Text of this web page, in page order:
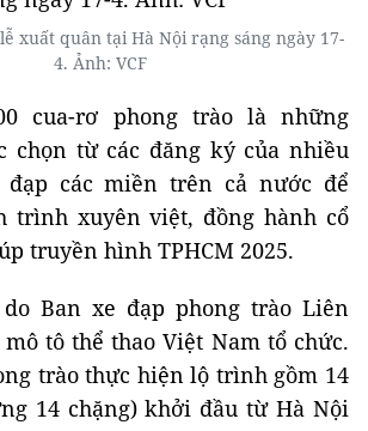
xuất quân tại Hà Nội rạng sáng ngày 17-
4. Ảnh: VCF
cua-rơ phong trào là những
chọn từ các đăng ký của nhiều
các miền trên cả nước để
trình xuyên việt, đồng hành cổ
truyền hình TPHCM 2025.
Ban xe đạp phong trào Liên
tô thể thao Việt Nam tổ chức.
trào thực hiện lộ trình gồm 14
14 chặng) khởi đầu từ Hà Nội